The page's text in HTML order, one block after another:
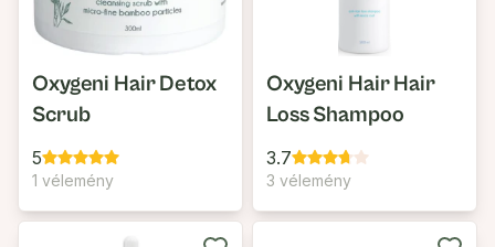
Oxygeni Hair Detox
Scrub
5
1 vélemény
Oxygeni Hair Hair
Loss Shampoo
3.7
3 vélemény